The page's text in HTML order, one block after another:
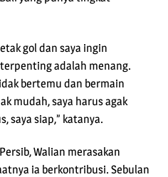
gol dan saya ingin
adalah menang.
bertemu dan bermain
mudah, saya harus agak
saya siap,” katanya.
Walian merasakan
ia berkontribusi. Sebulan